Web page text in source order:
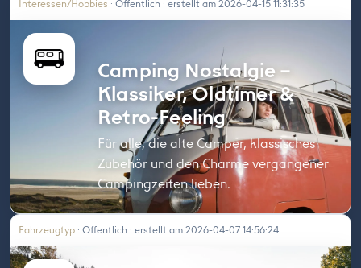
Interessen/Hobbies · Öffentlich · erstellt am 2026-04-15 11:31:35
Camping Nostalgie –
Klassiker, Oldtimer &
Retro-Feeling
Für alle, die alte Camper, klassisches
Zubehör und den Charme vergangener
Campingzeiten lieben.
Fahrzeugtyp · Öffentlich · erstellt am 2026-04-07 14:56:24